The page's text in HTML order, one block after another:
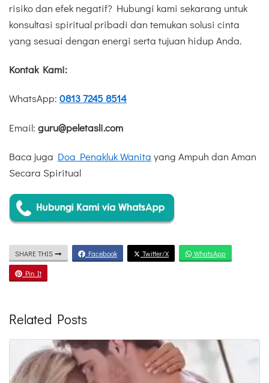
risiko dan efek negatif? Hubungi kami sekarang untuk
konsultasi spiritual pribadi dan temukan solusi cinta
yang sesuai dengan energi serta tujuan hidup Anda.
Kontak Kami:
WhatsApp: 0813 7245 8514
Email: guru@peletasli.com
Baca juga Doa Penakluk Wanita yang Ampuh dan Aman
Secara Spiritual
SHARE THIS Facebook Twitter/X WhatsApp
Pin It
Related Posts